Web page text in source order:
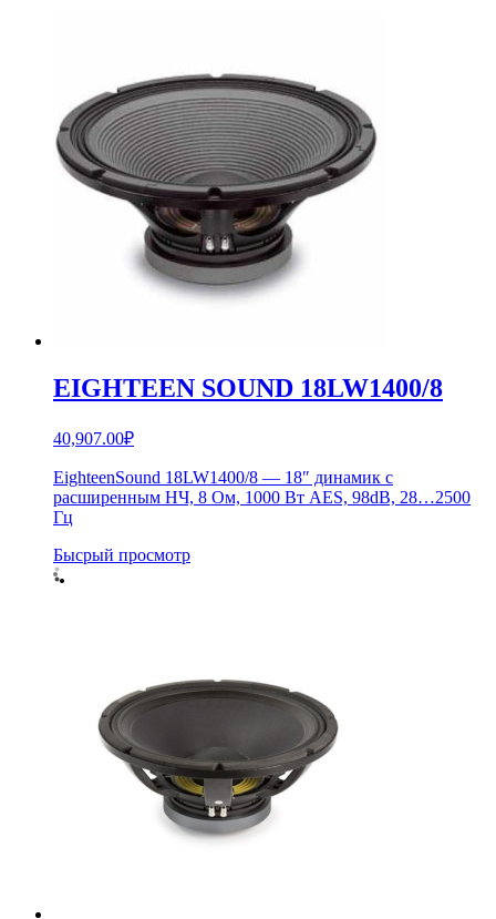
EIGHTEEN SOUND 18LW1400/8
40,907.00₽
EighteenSound 18LW1400/8 — 18″ динамик с
расширенным НЧ, 8 Ом, 1000 Вт AES, 98dB, 28…2500
Гц
Бысрый просмотр